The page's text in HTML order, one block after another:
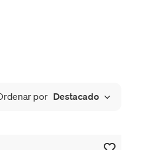
por Destacado